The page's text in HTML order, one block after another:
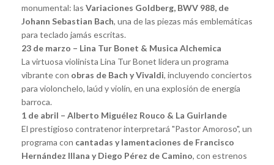
monumental: las Variaciones Goldberg, BWV 988, de
Johann Sebastian Bach, una de las piezas más emblemáticas
para teclado jamás escritas.
23 de marzo – Lina Tur Bonet & Musica Alchemica
La virtuosa violinista Lina Tur Bonet lidera un programa
vibrante con obras de Bach y Vivaldi, incluyendo conciertos
para violonchelo, laúd y violín, en una explosión de energía
barroca.
1 de abril – Alberto Miguélez Rouco & La Guirlande
El prestigioso contratenor interpretará "Pastor Amoroso", un
programa con cantadas y lamentaciones de Francisco
Hernández Illana y Diego Pérez de Camino, con estrenos